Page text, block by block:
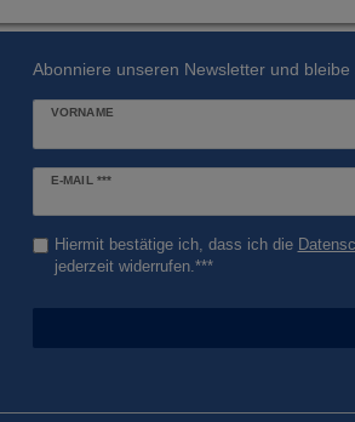
Abonniere unseren Newsletter und
VORNAME
E-MAIL ***
Newsletter
Hiermit bestätige ich, dass ich die
jederzeit widerrufen.***